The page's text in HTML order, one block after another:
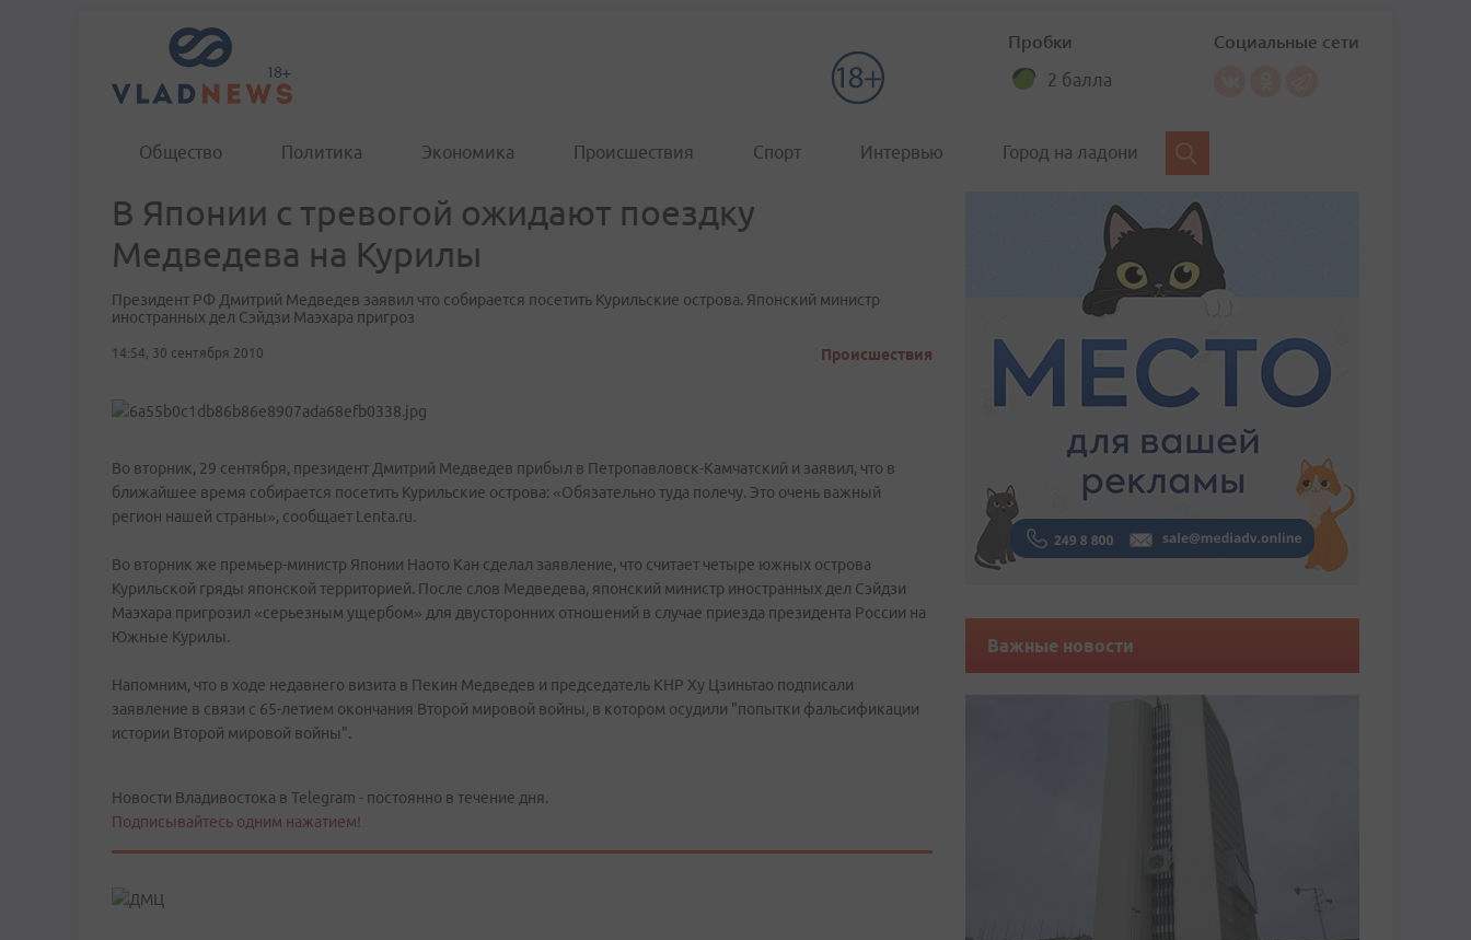
Пробки
2 балла
Социальные сети
Общество Политика Экономика Происшествия Спорт Интервью Город на ладони
В Японии с тревогой ожидают поездку
Медведева на Курилы
Президент РФ Дмитрий Медведев заявил что собирается посетить Курильские острова. Японский министр
иностранных дел Cэйдзи Маэхара пригроз
14:54, 30 сентября 2010 Происшествия
Во вторник, 29 сентября, президент Дмитрий Медведев прибыл в Петропавловск-Камчатский и заявил, что в
ближайшее время собирается посетить Курильские острова: «Обязательно туда полечу. Это очень важный
регион нашей страны», сообщает Lenta.ru.
Во вторник же премьер-министр Японии Наото Кан сделал заявление, что считает четыре южных острова
Курильской гряды японской территорией. После слов Медведева, японский министр иностранных дел Cэйдзи
Маэхара пригрозил «серьезным ущербом» для двусторонних отношений в случае приезда президента России на
Южные Курилы.
Напомним, что в ходе недавнего визита в Пекин Медведев и председатель КНР Ху Цзиньтао подписали
заявление в связи с 65-летием окончания Второй мировой войны, в котором осудили "попытки фальсификации
истории Второй мировой войны".
Новости Владивостока в Telegram - постоянно в течение дня.
Подписывайтесь одним нажатием!
Важные новости